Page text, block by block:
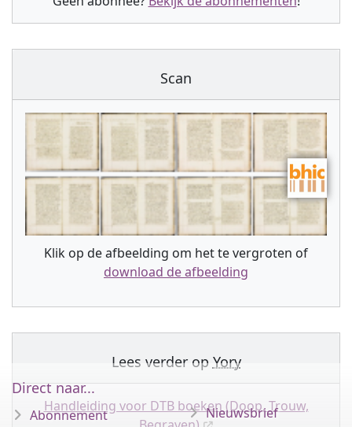
Scan
Klik op de afbeelding om het te vergroten of
download de afbeelding
Lees verder op Yory
Handleiding voor DTB boeken (Doop, Trouw,
Direct naar...
Abonnement Nieuwsbrief